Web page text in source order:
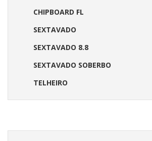
CHIPBOARD FL
SEXTAVADO
SEXTAVADO 8.8
SEXTAVADO SOBERBO
TELHEIRO